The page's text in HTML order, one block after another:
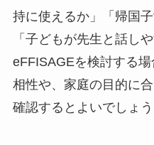
持に使えるか」「帰国
「子どもが先生と話し
eFFISAGEを検討する
相性や、家庭の目的に
確認するとよいでしょう